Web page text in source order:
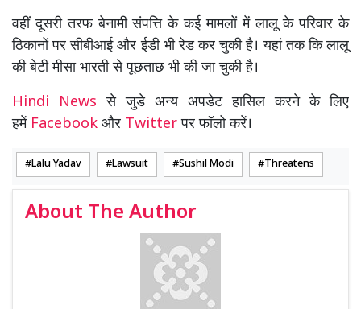
वहीं दूसरी तरफ बेनामी संपत्ति के कई मामलों में लालू के परिवार के
ठिकानों पर सीबीआई और ईडी भी रेड कर चुकी है। यहां तक कि लालू
की बेटी मीसा भारती से पूछताछ भी की जा चुकी है।
Hindi Newsसे जुडे अन्य अपडेट हासिल करने के लिए
हमें Facebook और Twitterपर फॉलो करें।
Lalu Yadav Lawsuit Sushil Modi Threatens
About The Author